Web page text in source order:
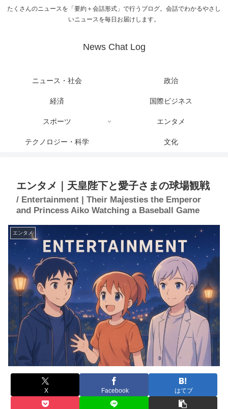
たくさんのニュースを「要約＋会話形式」で行うブログ。会話でわかるやさし
いニュースを毎日お届けします。
News Chat Log
ニュース・社会 政治
経済 国際ビジネス
スポーツ エンタメ
テクノロジー・科学 文化
エンタメ｜天皇陛下と愛子さまの球場観戦
/ Entertainment | Their Majesties the Emperor
and Princess Aiko Watching a Baseball Game
エンタメ
X Facebook はてブ